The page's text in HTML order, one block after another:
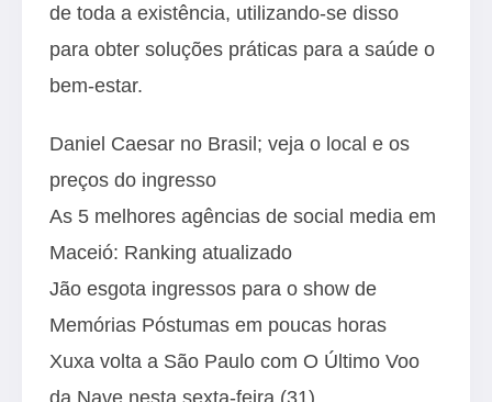
de toda a existência, utilizando-se disso
para obter soluções práticas para a saúde o
bem-estar.
Daniel Caesar no Brasil; veja o local e os
preços do ingresso
As 5 melhores agências de social media em
Maceió: Ranking atualizado
Jão esgota ingressos para o show de
Memórias Póstumas em poucas horas
Xuxa volta a São Paulo com O Último Voo
da Nave nesta sexta-feira (31)